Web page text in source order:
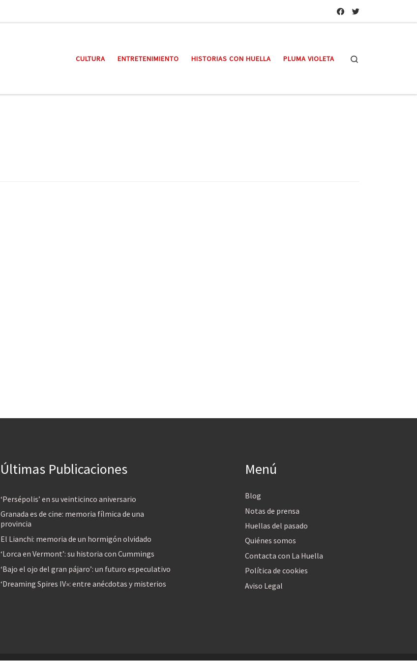
CULTURA ENTRETENIMIENTO HISTORIAS CON HUELLA PLUMA VIOLETA
Últimas Publicaciones
‘Persépolis’ en su veinticinco aniversario
Granada es de cine: memoria fílmica de una
provincia
El Lianchi: memoria de un hormigón olvidado
‘Lorca en Vermont’: su historia con Cummings
‘Bajo el ojo del gran pájaro’: un futuro especulativo
‘Dreaming Spires IV»: entre anécdotas y misterios
Menú
Blog
Notas de prensa
Huellas del pasado
Quiénes somos
Contacta con La Huella
Política de cookies
Aviso Legal